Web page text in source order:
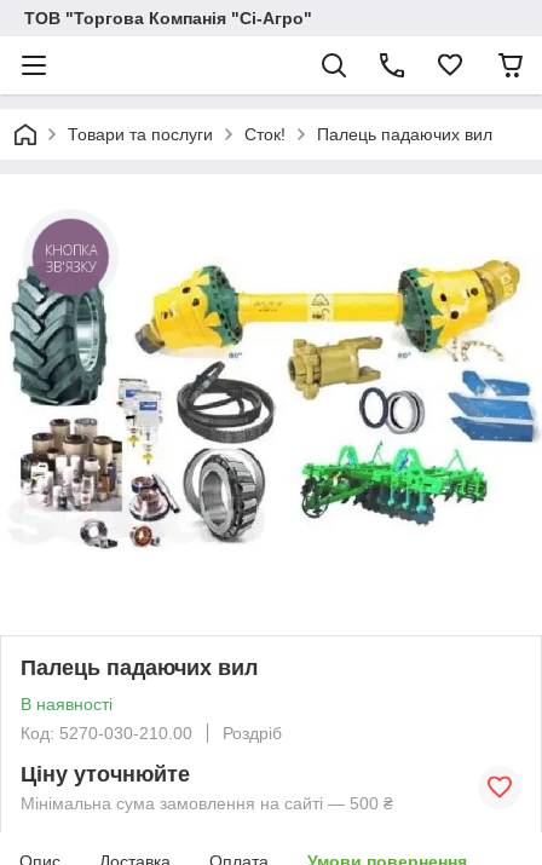
ТОВ "Торгова Компанія "Сі-Агро"
Товари та послуги Сток! Палець падаючих вил
Палець падаючих вил
В наявності
Код: 5270-030-210.00
Роздріб
Ціну уточнюйте
Мінімальна сума замовлення на сайті — 500 ₴
Опис Доставка Оплата Умови повернення
КНОПКА
ЗВ'ЯЗКУ